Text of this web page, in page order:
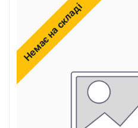
Немає на складі